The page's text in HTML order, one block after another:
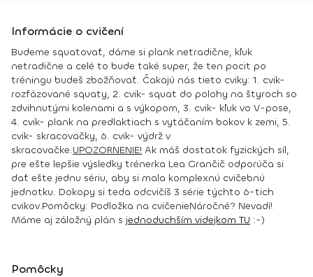
Informácie o cvičení
Budeme squatovať, dáme si plank netradične, kľuk
netradične a celé to bude také super, že ten pocit po
tréningu budeš zbožňovať. Čakajú nás tieto cviky: 1. cvik-
rozfázované squaty, 2. cvik- squat do polohy na štyroch so
zdvihnutými kolenami a s výkopom, 3. cvik- kľuk vo V-pose,
4. cvik- plank na predlaktiach s vytáčaním bokov k zemi, 5.
cvik- skracovačky, 6. cvik- výdrž v
skracovačke.UPOZORNENIE! Ak máš dostatok fyzických síl,
pre ešte lepšie výsledky trénerka Lea Grančič odporúča si
dať ešte jednu sériu, aby si mala komplexnú cvičebnú
jednotku. Dokopy si teda odcvičíš 3 série týchto 6-tich
cvikov.Pomôcky: Podložka na cvičenieNáročné? Nevadí!
Máme aj záložný plán s jednoduchším videjkom TU :-)
Pomôcky